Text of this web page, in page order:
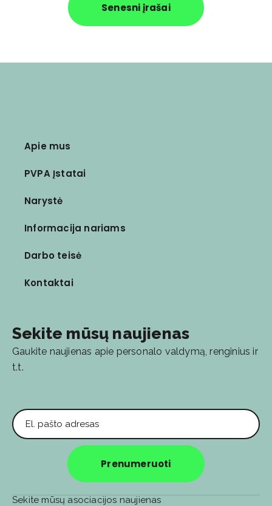
Senesni įrašai
Apie mus
PVPA Įstatai
Narystė
Informacija nariams
Darbo teisė
Kontaktai
Sekite mūsų naujienas
Gaukite naujienas apie personalo valdymą, renginius ir
t.t.
Prenumeruoti
Sekite mūsų asociacijos naujienas